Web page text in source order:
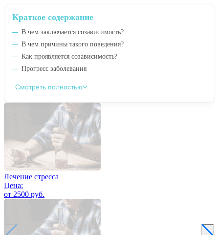
Краткое содержание
В чем заключается созависимость?
В чем причины такого поведения?
Как проявляется созависимость?
Прогресс заболевания
Смотреть полностью
Лечение стресса
Цена:
от 2500 руб.